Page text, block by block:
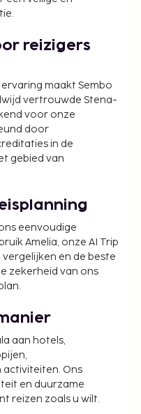
recreatieve
een bubbelbad, een
in de
van een lekker
een snack in de
dit hotel roomservice
favoriete drankje in
van 06.30 uur tot
dit beschikbaar van
Union kent in
toe. Deze
toegekend
100.0 per nacht
250.0 per nacht
Toeslagen en
btw en kunnen
reizigers
maakt Sembo
vertrouwde Stena-
voor onze
door
in de
gebied van
eenvoudige
Amelia, onze AI Trip
en de beste
zekerheid van ons
aan hotels,
Ons
en duurzame
reizen zoals u wilt.